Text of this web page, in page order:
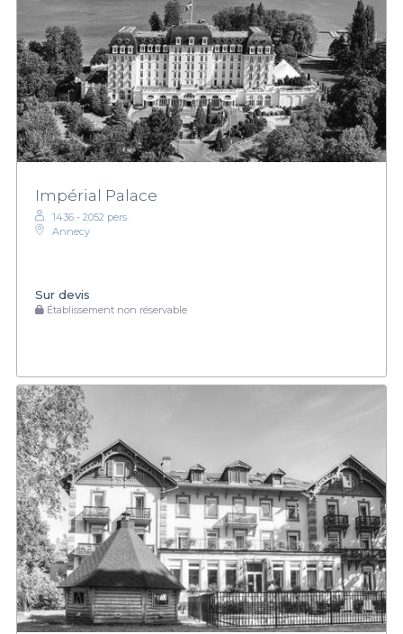
Impérial Palace
1436 - 2052 pers.
Annecy
Sur devis
Établissement non réservable